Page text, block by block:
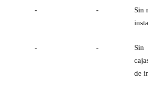
- -
Sin
- -
Sin
de